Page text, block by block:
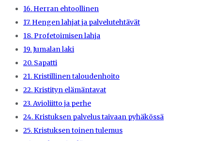
16. Herran ehtoollinen
17. Hengen lahjat ja palvelutehtävät
18. Profetoimisen lahja
19. Jumalan laki
20. Sapatti
21. Kristillinen taloudenhoito
22. Kristityn elämäntavat
23. Avioliitto ja perhe
24. Kristuksen palvelus taivaan pyhäkössä
25. Kristuksen toinen tulemus